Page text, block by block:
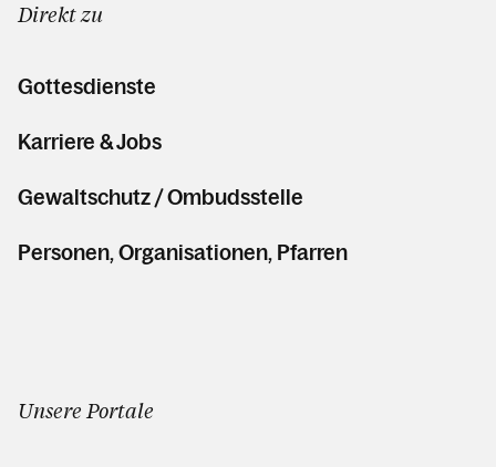
Direkt zu
Gottesdienste
Karriere & Jobs
Gewaltschutz / Ombudsstelle
Personen, Organisationen, Pfarren
Unsere Portale